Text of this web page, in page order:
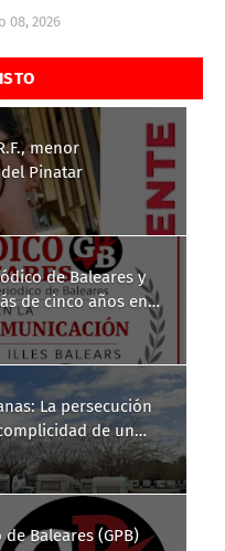
08, 2026
menor
Pinatar
de Baleares y
de cinco años en
Govern de les Illes
La persecución
de un
Baleares (GPB)